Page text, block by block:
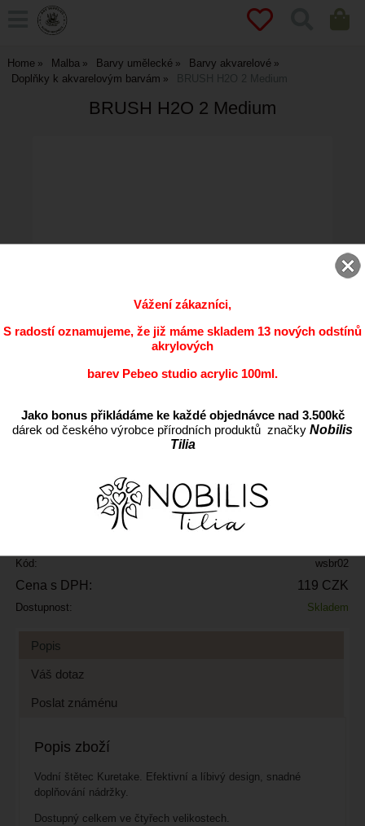
Home Malba Barvy umělecké
Barvy akvarelové
Doplňky k akvarelovým barvám
BRUSH H2O 2 Medium
BRUSH H2O 2 Medium
ks
Kód: wsbr02
Cena s DPH: 119 CZK
Dostupnost: Skladem
Popis
Váš dotaz
Poslat známénu
Popis zboží
Vodní štětec Kuretake. Efektivní a líbivý design, snadné
doplňování nádržky.
Dostupný celkem ve čtyřech velikostech.
Vážení zákazníci,
S radostí oznamujeme, že již máme skladem 13 nových odstínů
akrylových
barev Pebeo studio acrylic 100ml.
Jako bonus přikládáme ke každé objednávce nad 3.500kč
dárek od českého výrobce přírodních produktů značky Nobilis
Tilia